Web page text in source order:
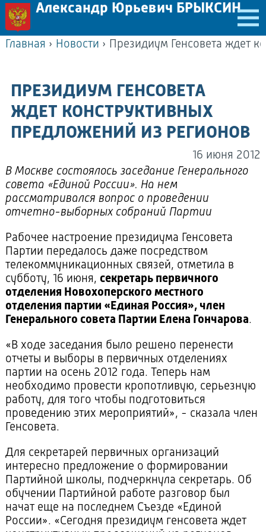
Александр Юрьевич БРЫКСИН
Главная › Новости ›
ПРЕЗИДИУМ ГЕНСОВЕТА
ЖДЕТ КОНСТРУКТИВНЫХ
ПРЕДЛОЖЕНИЙ ИЗ РЕГИОНОВ
16 июня 2012
В Москве состоялось заседание Генерального
совета «Единой России». На нем
рассматривался вопрос о проведении
отчетно-выборных собраний Партии
Рабочее настроение президиума Генсовета
Партии передалось даже посредством
телекоммуникационных связей, отметила в
субботу, 16 июня, секретарь первичного
отделения Новохоперского местного
отделения партии «Единая Россия», член
Генерального совета Партии Елена Гончарова.
«В ходе заседания было решено перенести
отчеты и выборы в первичных отделениях
партии на осень 2012 года. Теперь нам
необходимо провести кропотливую, серьезную
работу, для того чтобы подготовиться
проведению этих мероприятий», - сказала член
Генсовета.
Для секретарей первичных организаций
интересно предложение о формировании
Партийной школы, подчеркнула секретарь. Об
обучении Партийной работе разговор был
начат еще на последнем Съезде «Единой
России». «Сегодня президиум генсовета ждет